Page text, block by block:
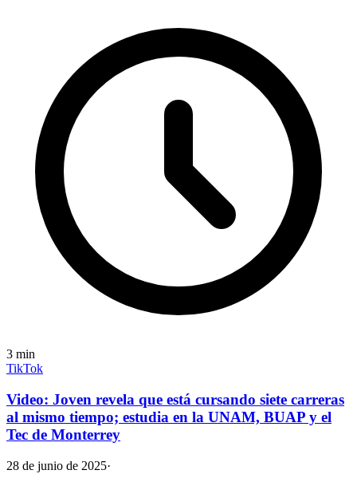
3 min
TikTok
Video: Joven revela que está cursando siete carreras
al mismo tiempo; estudia en la UNAM, BUAP y el
Tec de Monterrey
28 de junio de 2025·